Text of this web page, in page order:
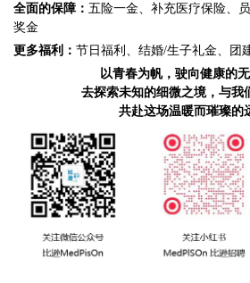
全面的保障： 五险一金、补充医疗保险、
奖金
更多福利： 节日福利、结婚/生子礼金、团
以青春为帆，驶向健康的无
去探索未知的细微之境，与我
共赴这场温暖而璀璨的